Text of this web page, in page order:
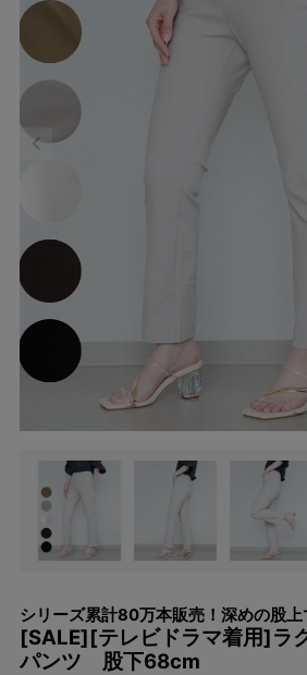
シリーズ累計80万本販売！深めの股上
[SALE][テレビドラマ着用]ラ
パンツ 股下68cm